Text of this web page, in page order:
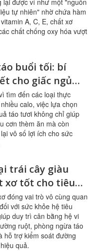
lại được ví như một "nguồn
tự nhiên" nhờ chứa hàm
A, C, E, chất xơ
chất chống oxy hóa vượt
buổi tối: bí
cho giấc ngủ
hệ tiêu hóa
mạnh
tìm đến các loại thực
calo, việc lựa chọn
táo tươi không chỉ giúp
cơn thèm ăn mà còn
vô số lợi ích cho sức
trái cây giàu
xơ tốt cho tiêu
đường huyết
đóng vai trò vô cùng quan
với sức khỏe hệ tiêu
duy trì cân bằng hệ vi
ruột, phòng ngừa táo
hỗ trợ kiểm soát đường
quả.